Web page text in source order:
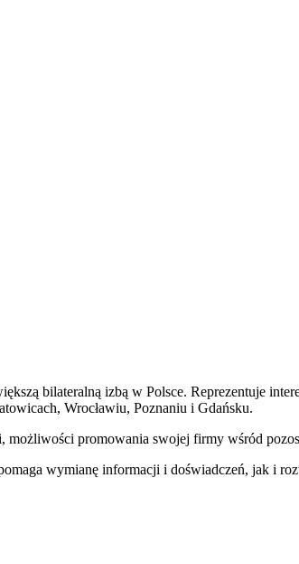
bilateralną izbą w Polsce. Reprezentuje
Wrocławiu, Poznaniu i Gdańsku.
promowania swojej firmy wśród
wymianę informacji i doświadczeń, jak i